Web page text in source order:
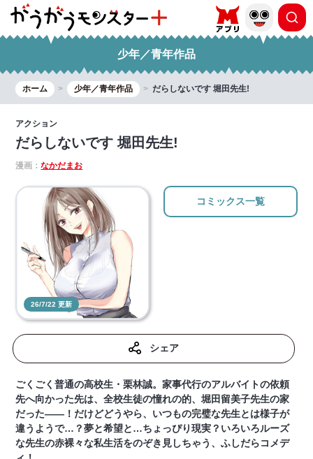
少年／青年作品
ホーム 少年／青年作品 だらしないです 堀田先生!
アクション
だらしないです 堀田先生!
漫画：なかだまお
26/7/22 更新
コミックス一覧
シェア
ごくごく普通の高校生・栗林誠。家事代行のアルバイトの依頼
先へ向かった先は、全校生徒の憧れの的、堀田留美子先生の家
だった――！だけどどうやら、いつもの完璧な先生とは様子が
違うようで…？夢と希望と…ちょっぴり現実？いろいろルーズ
な先生の赤裸々な私生活をのぞき見しちゃう、ふしだらコメデ